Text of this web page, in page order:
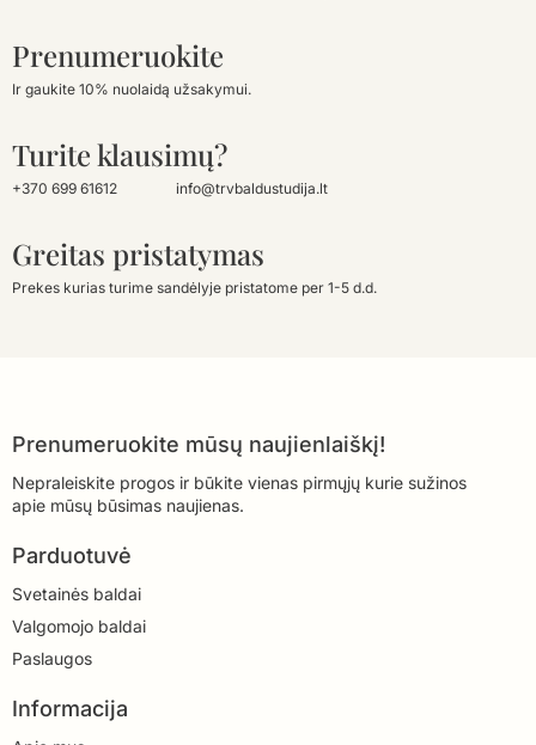
Prenumeruokite
Ir gaukite 10% nuolaidą užsakymui.
Turite klausimų?
+370 699 61612 info@trvbaldustudija.lt
Greitas pristatymas
Prekes kurias turime sandėlyje pristatome per 1-5 d.d.
Prenumeruokite mūsų naujienlaiškį!
Nepraleiskite progos ir būkite vienas pirmųjų kurie sužinos
apie mūsų būsimas naujienas.
Parduotuvė
Svetainės baldai
Valgomojo baldai
Paslaugos
Informacija